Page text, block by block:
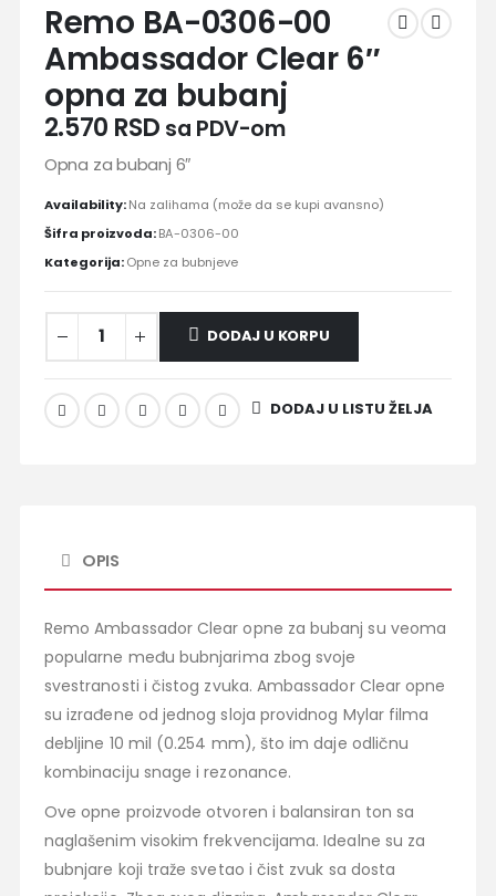
Remo BA-0306-00
Ambassador Clear 6″
opna za bubanj
2.570 RSD sa PDV-om
Opna za bubanj 6″
Availability:Na zalihama (može da se kupi avansno)
Šifra proizvoda:BA-0306-00
Kategorija:Opne za bubnjeve
DODAJ U KORPU
DODAJ U LISTU ŽELJA
OPIS
Remo Ambassador Clear opne za bubanj su veoma
popularne među bubnjarima zbog svoje
svestranosti i čistog zvuka. Ambassador Clear opne
su izrađene od jednog sloja providnog Mylar filma
debljine 10 mil (0.254 mm), što im daje odličnu
kombinaciju snage i rezonance.
Ove opne proizvode otvoren i balansiran ton sa
naglašenim visokim frekvencijama. Idealne su za
bubnjare koji traže svetao i čist zvuk sa dosta